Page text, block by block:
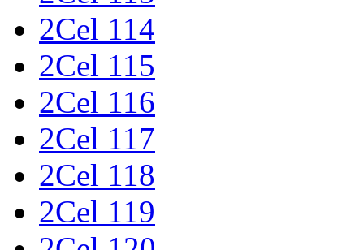
2Cel 114
2Cel 115
2Cel 116
2Cel 117
2Cel 118
2Cel 119